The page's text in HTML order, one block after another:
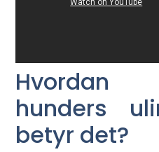
hunders
betyr‍ det?